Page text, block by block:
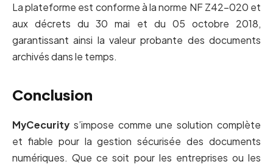
La plateforme est conforme à la norme NF Z42-020 et
aux décrets du 30 mai et du 05 octobre 2018,
garantissant ainsi la valeur probante des documents
archivés dans le temps.
Conclusion
MyCecurity s’impose comme une solution complète
et fiable pour la gestion sécurisée des documents
numériques. Que ce soit pour les entreprises ou les